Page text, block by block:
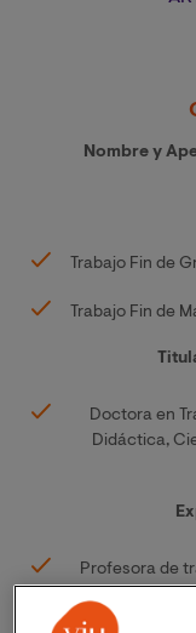
Nombre y
Trabajo Fin de
Trabajo Fin de
Doctora en
Didáctica,
Profesora de